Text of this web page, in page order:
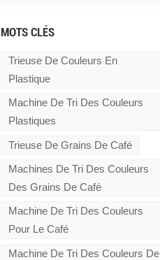
MOTS CLÉS
Trieuse De Couleurs En
Plastique
Machine De Tri Des Couleurs
Plastiques
Trieuse De Grains De Café
Machines De Tri Des Couleurs
Des Grains De Café
Machine De Tri Des Couleurs
Pour Le Café
Machine De Tri Des Couleurs De